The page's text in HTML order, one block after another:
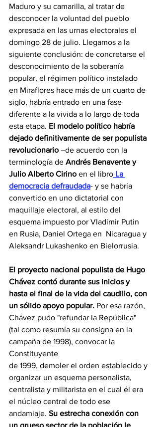
Maduro y su camarilla, al tratar de
desconocer la voluntad del pueblo
expresada en las urnas electorales el
domingo 28 de julio. Llegamos a la
siguiente conclusión: de concretarse el
desconocimiento de la soberanía
popular, el régimen político instalado
en Miraflores hace más de un cuarto de
siglo, habría entrado en una fase
diferente a la vivida a lo largo de toda
esta etapa. El modelo político habría
dejado definitivamente de ser populista
revolucionario –de acuerdo con la
terminología de Andrés Benavente y
Julio Alberto Cirino en el libro La
democracia defraudada- y se habría
convertido en uno dictatorial con
maquillaje electoral, al estilo del
esquema impuesto por Vladímir Putin
en Rusia, Daniel Ortega en  Nicaragua y
Aleksandr Lukashenko en Bielorrusia.
El proyecto nacional populista de Hugo
Chávez contó durante sus inicios y
hasta el final de la vida del caudillo, con
un sólido apoyo popular. Por esa razón,
Chávez pudo "refundar la República"
(tal como resumía su consigna en la
campaña de 1998), convocar la
Constituyente
de 1999, demoler el orden establecido y
organizar un esquema personalista,
centralista y militarista en el cual él era
el núcleo central de todo ese
andamiaje. Su estrecha conexión con